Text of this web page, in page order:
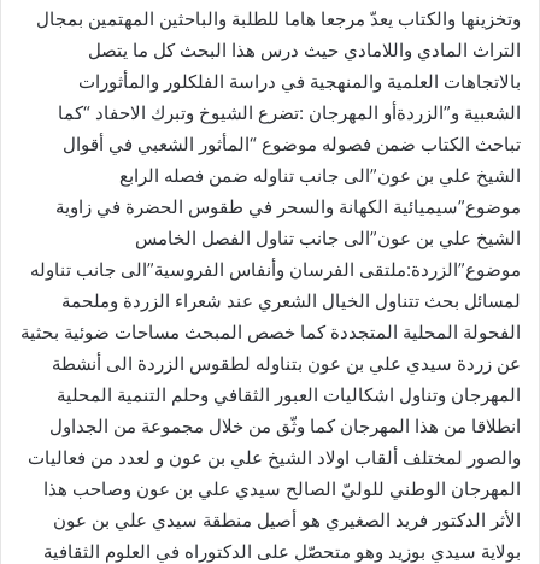
وتخزينها والكتاب يعدّ مرجعا هاما للطلبة والباحثين المهتمين بمجال
التراث المادي واللامادي حيث درس هذا البحث كل ما يتصل
بالاتجاهات العلمية والمنهجية في دراسة الفلكلور والمأثورات
الشعبية و”الزردةأو المهرجان :تضرع الشيوخ وتبرك الاحفاد “كما
تباحث الكتاب ضمن فصوله موضوع “المأثور الشعبي في أقوال
الشيخ علي بن عون”الى جانب تناوله ضمن فصله الرابع
موضوع”سيميائية الكهانة والسحر في طقوس الحضرة في زاوية
الشيخ علي بن عون”الى جانب تناول الفصل الخامس
موضوع”الزردة:ملتقى الفرسان وأنفاس الفروسية”الى جانب تناوله
لمسائل بحث تتناول الخيال الشعري عند شعراء الزردة وملحمة
الفحولة المحلية المتجددة كما خصص المبحث مساحات ضوئية بحثية
عن زردة سيدي علي بن عون بتناوله لطقوس الزردة الى أنشطة
المهرجان وتناول اشكاليات العبور الثقافي وحلم التنمية المحلية
انطلاقا من هذا المهرجان كما وثّق من خلال مجموعة من الجداول
والصور لمختلف ألقاب اولاد الشيخ علي بن عون و لعدد من فعاليات
المهرجان الوطني للوليّ الصالح سيدي علي بن عون وصاحب هذا
الأثر الدكتور فريد الصغيري هو أصيل منطقة سيدي علي بن عون
بولاية سيدي بوزيد وهو متحصّل على الدكتوراه في العلوم الثقافية